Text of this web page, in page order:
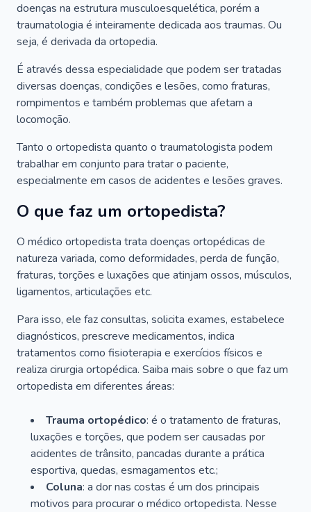
doenças na estrutura musculoesquelética, porém a
traumatologia é inteiramente dedicada aos traumas. Ou
seja, é derivada da ortopedia.
É através dessa especialidade que podem ser tratadas
diversas doenças, condições e lesões, como fraturas,
rompimentos e também problemas que afetam a
locomoção.
Tanto o ortopedista quanto o traumatologista podem
trabalhar em conjunto para tratar o paciente,
especialmente em casos de acidentes e lesões graves.
O que faz um ortopedista?
O médico ortopedista trata doenças ortopédicas de
natureza variada, como deformidades, perda de função,
fraturas, torções e luxações que atinjam ossos, músculos,
ligamentos, articulações etc.
Para isso, ele faz consultas, solicita exames, estabelece
diagnósticos, prescreve medicamentos, indica
tratamentos como fisioterapia e exercícios físicos e
realiza cirurgia ortopédica. Saiba mais sobre o que faz um
ortopedista em diferentes áreas:
Trauma ortopédico: é o tratamento de fraturas,
luxações e torções, que podem ser causadas por
acidentes de trânsito, pancadas durante a prática
esportiva, quedas, esmagamentos etc.;
Coluna: a dor nas costas é um dos principais
motivos para procurar o médico ortopedista. Nesse